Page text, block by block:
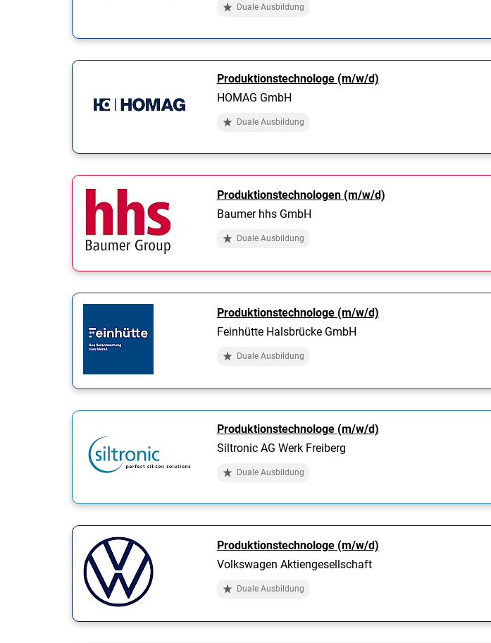
Duale Ausbildung
Produktionstechnologe (m/w/d)
HOMAG GmbH
Duale Ausbildung
Produktionstechnologen (m/w/d)
Baumer hhs GmbH
Duale Ausbildung
Produktionstechnologe (m/w/d)
Feinhütte Halsbrücke GmbH
Duale Ausbildung
Produktionstechnologe (m/w/d)
Siltronic AG Werk Freiberg
Duale Ausbildung
Produktionstechnologe (m/w/d)
Volkswagen Aktiengesellschaft
Duale Ausbildung